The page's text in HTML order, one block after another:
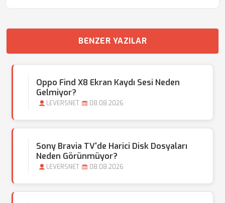
BENZER YAZILAR
Oppo Find X8 Ekran Kaydı Sesi Neden
Gelmiyor?
LEVERSNET 08.08.2026
Sony Bravia TV'de Harici Disk Dosyaları
Neden Görünmüyor?
LEVERSNET 08.08.2026